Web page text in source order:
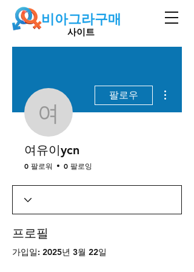
비아그라구매
사이트
여유이ycn
팔로우
여유이ycn
0 팔로워 0 팔로잉
프로필
가입일: 2025년 3월 22일